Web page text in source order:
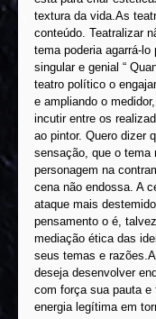
textura da vida.As
conteúdo. Teatralizar
tema poderia agarrá-
singular e genial “
teatro político o
e ampliando o
incutir entre os
ao pintor. Quero dizer
sensação, que o tema
personagem na
cena não endossa. A
ataque mais
pensamento o é,
mediação ética das
seus temas e
deseja desenvolver
com força sua pauta
energia legítima em